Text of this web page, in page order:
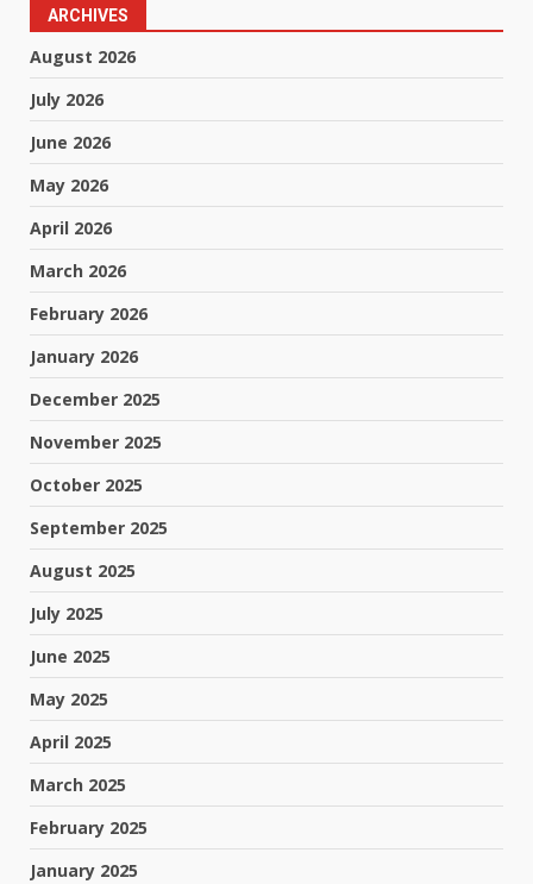
ARCHIVES
August 2026
July 2026
June 2026
May 2026
April 2026
March 2026
February 2026
January 2026
December 2025
November 2025
October 2025
September 2025
August 2025
July 2025
June 2025
May 2025
April 2025
March 2025
February 2025
January 2025